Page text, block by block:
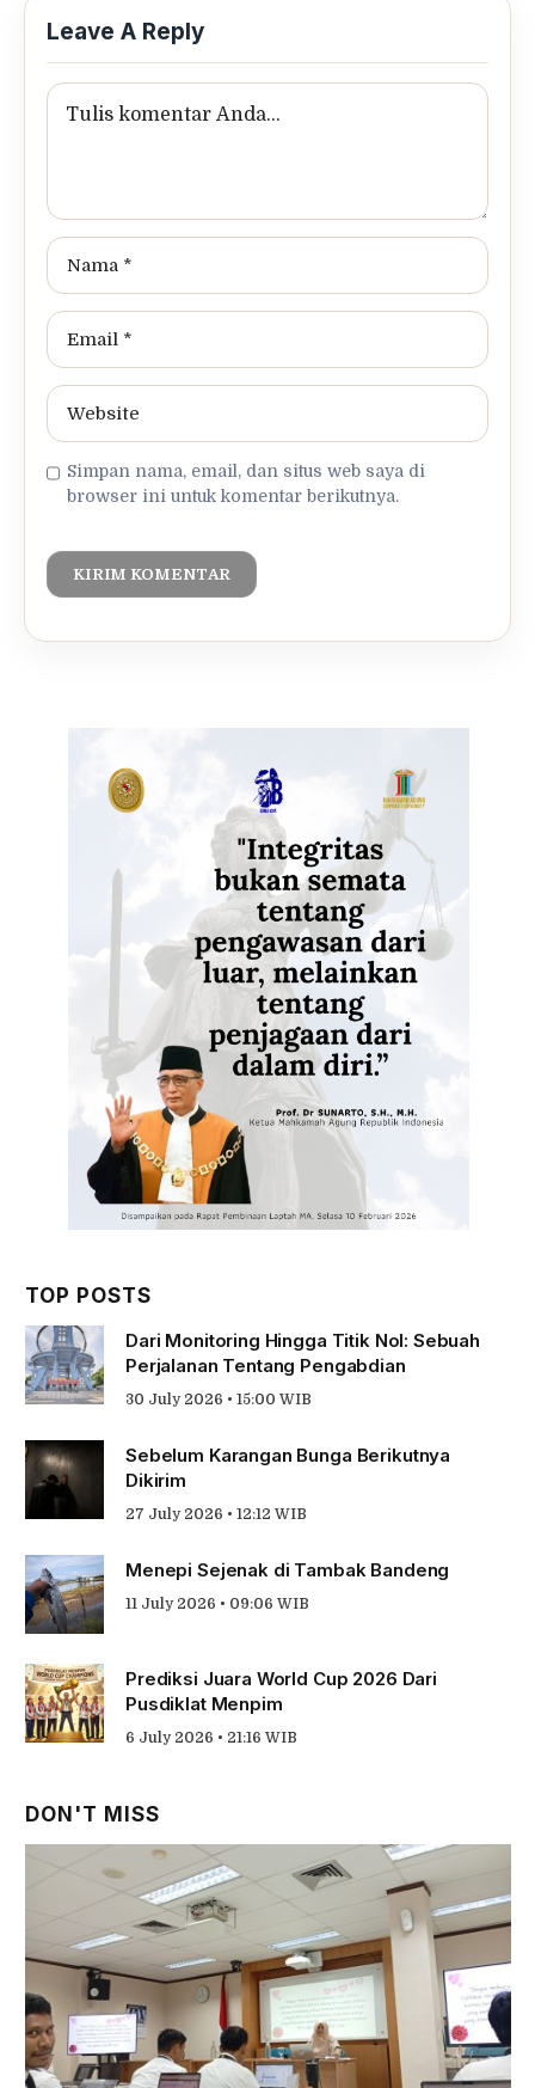
Leave A Reply
Simpan nama, email, dan situs web saya di
browser ini untuk komentar berikutnya.
TOP POSTS
Dari Monitoring Hingga Titik Nol: Sebuah
Perjalanan Tentang Pengabdian
30 July 2026 • 15:00 WIB
Sebelum Karangan Bunga Berikutnya
Dikirim
27 July 2026 • 12:12 WIB
Menepi Sejenak di Tambak Bandeng
11 July 2026 • 09:06 WIB
Prediksi Juara World Cup 2026 Dari
Pusdiklat Menpim
6 July 2026 • 21:16 WIB
DON'T MISS